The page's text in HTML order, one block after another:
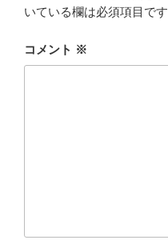
いている欄は必須項目です
コメント ※